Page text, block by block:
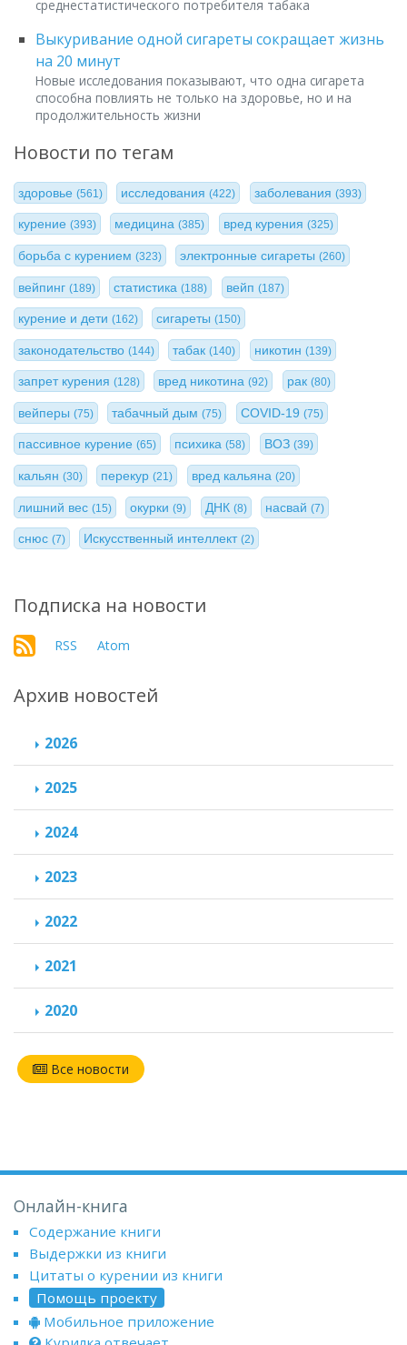
среднестатистического потребителя табака
Выкуривание одной сигареты сокращает жизнь
на 20 минут
Новые исследования показывают, что одна сигарета
способна повлиять не только на здоровье, но и на
продолжительность жизни
Новости по тегам
здоровье (561) исследования(422) заболевания (393)
курение (393) медицина(385) вред курения (325)
борьба с курением (323) электронные сигареты(260)
вейпинг (189) статистика(188) вейп (187)
курение и дети (162) сигареты(150)
законодательство (144) табак(140) никотин (139)
запрет курения (128) вред никотина(92) рак (80)
вейперы (75) табачный дым(75) COVID-19 (75)
пассивное курение (65) психика(58) ВОЗ (39)
кальян (30) перекур(21) вред кальяна (20)
лишний вес (15) окурки(9) ДНК (8) насвай(7)
снюс (7) Искусственный интеллект(2)
Подписка на новости
RSS Atom
Архив новостей
2026
2025
2024
2023
2022
2021
2020
Все новости
Онлайн-книга
Содержание книги
Выдержки из книги
Цитаты о курении из книги
Помощь проекту
Мобильное приложение